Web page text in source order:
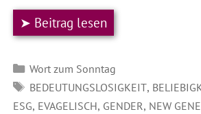
➤ Beitrag lesen
Kategorien
Wort zum Sonntag
SCHLAGWÖRTER
BEDEUTUNGSLOSIGKEIT,
ESG, EVAGELISCH, GENDER, NEW